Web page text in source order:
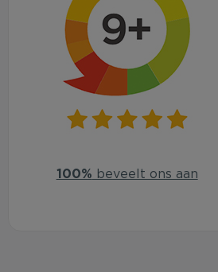
100% beveelt ons aan